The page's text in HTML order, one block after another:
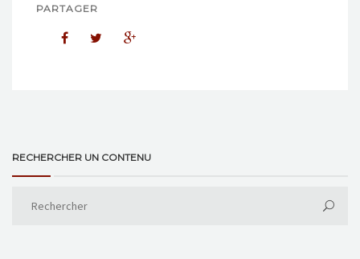
PARTAGER
RECHERCHER UN CONTENU